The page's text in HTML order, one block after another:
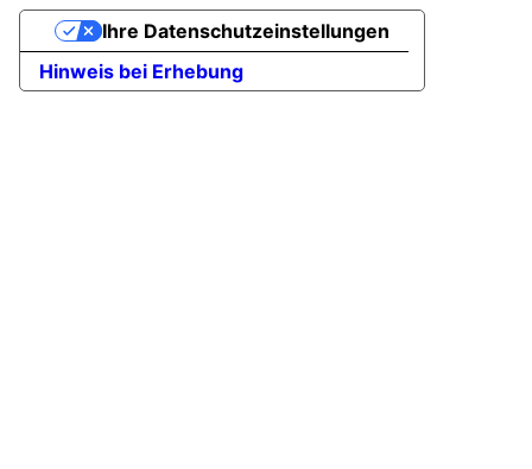
Hinweis bei Erhebung
Ihre Datenschutzeinstellungen